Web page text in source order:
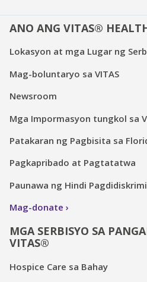
ANO ANG VITAS®
Lokasyon at mga Lugar ng
Mag-boluntaryo sa VITAS
Newsroom
Mga Impormasyon tungkol sa
Patakaran ng Pagbisita sa
Pagkapribado at Pagtatatwa
Paunawa ng Hindi
Mag-donate
MGA SERBISYO SA
VITAS®
Hospice Care sa Bahay